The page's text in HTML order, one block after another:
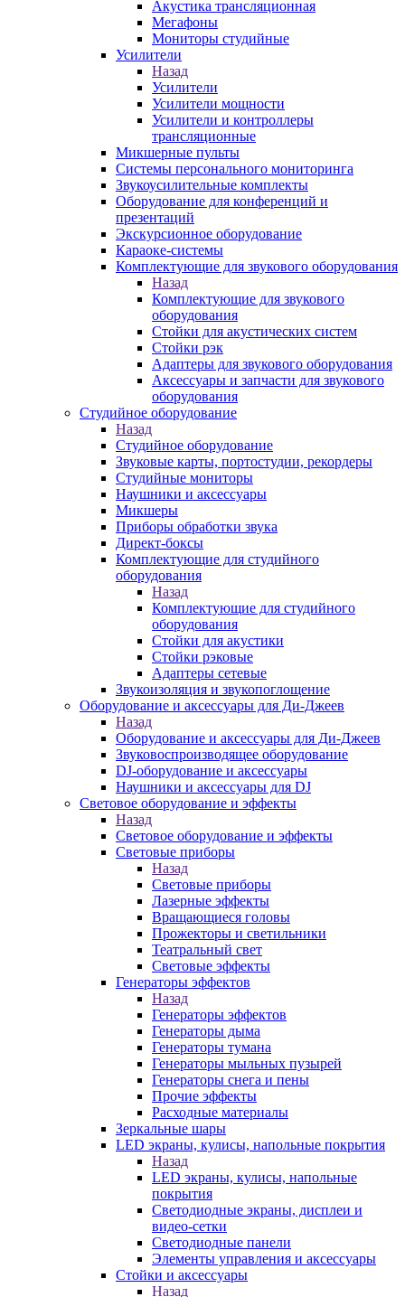
Акустика трансляционная
Мегафоны
Мониторы студийные
Усилители
Назад
Усилители
Усилители мощности
Усилители и контроллеры
трансляционные
Микшерные пульты
Системы персонального мониторинга
Звукоусилительные комплекты
Оборудование для конференций и
презентаций
Экскурсионное оборудование
Караоке-системы
Комплектующие для звукового оборудования
Назад
Комплектующие для звукового
оборудования
Стойки для акустических систем
Стойки рэк
Адаптеры для звукового оборудования
Аксессуары и запчасти для звукового
оборудования
Студийное оборудование
Назад
Студийное оборудование
Звуковые карты, портостудии, рекордеры
Студийные мониторы
Наушники и аксессуары
Микшеры
Приборы обработки звука
Директ-боксы
Комплектующие для студийного
оборудования
Назад
Комплектующие для студийного
оборудования
Стойки для акустики
Стойки рэковые
Адаптеры сетевые
Звукоизоляция и звукопоглощение
Оборудование и аксессуары для Ди-Джеев
Назад
Оборудование и аксессуары для Ди-Джеев
Звуковоспроизводящее оборудование
DJ-оборудование и аксессуары
Наушники и аксессуары для DJ
Световое оборудование и эффекты
Назад
Световое оборудование и эффекты
Световые приборы
Назад
Световые приборы
Лазерные эффекты
Вращающиеся головы
Прожекторы и светильники
Театральный свет
Световые эффекты
Генераторы эффектов
Назад
Генераторы эффектов
Генераторы дыма
Генераторы тумана
Генераторы мыльных пузырей
Генераторы снега и пены
Прочие эффекты
Расходные материалы
Зеркальные шары
LED экраны, кулисы, напольные покрытия
Назад
LED экраны, кулисы, напольные
покрытия
Светодиодные экраны, дисплеи и
видео-сетки
Светодиодные панели
Элементы управления и аксессуары
Стойки и аксессуары
Назад